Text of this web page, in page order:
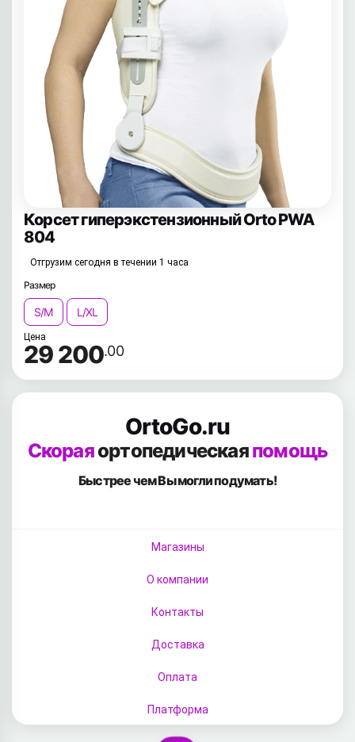
Корсет гиперэкстензионный Orto PWA
804
Отгрузим сегодня в течении 1 часа
Размер
S/M L/XL
Цена
29 200.00
OrtoGo.ru
Скораяортопедическаяпомощь
Быстрее чем Вымогли подумать!
Магазины
О компании
Контакты
Доставка
Оплата
Платформа